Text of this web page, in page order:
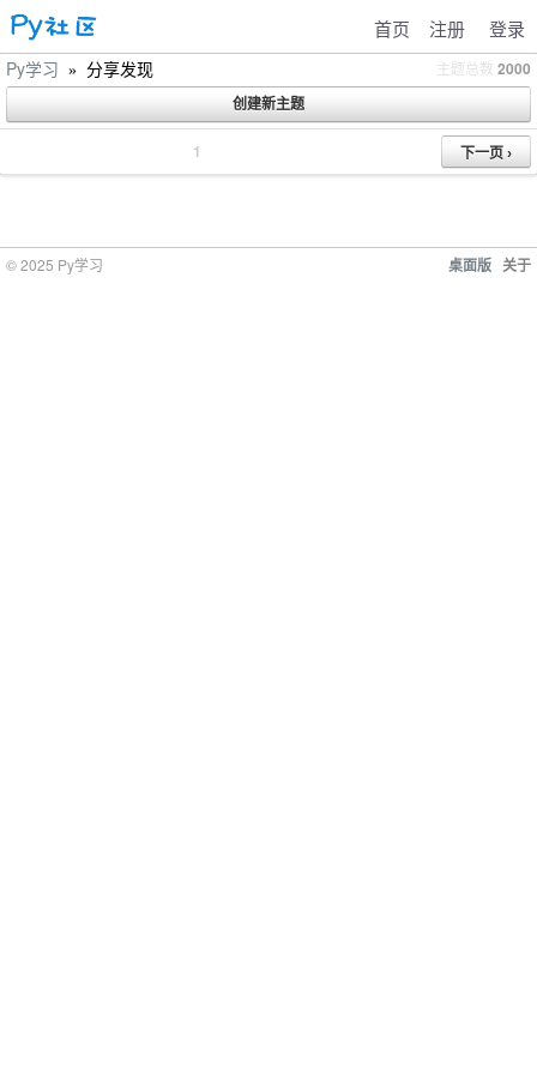
首页 注册 登录
主题总数 2000
Py学习 » 分享发现
1
桌面版 关于
© 2025 Py学习